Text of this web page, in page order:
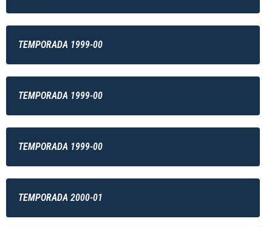
TEMPORADA 1999-00
TEMPORADA 1999-00
TEMPORADA 1999-00
TEMPORADA 2000-01